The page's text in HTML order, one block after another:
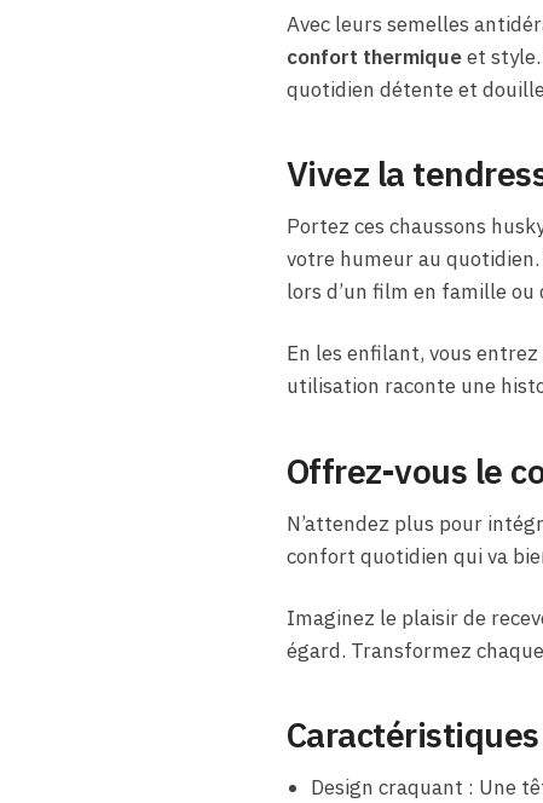
Avec leurs semelles
confort thermiqueet style.
quotidien détente et
Vivez la
Portez ces chaussons
votre humeur au
lors d’un film en famille ou
En les enfilant, vous
utilisation raconte une
Offrez-vous le
N’attendez plus pour
confort quotidien qui va
Imaginez le plaisir de
égard. Transformez
Design craquant : Une